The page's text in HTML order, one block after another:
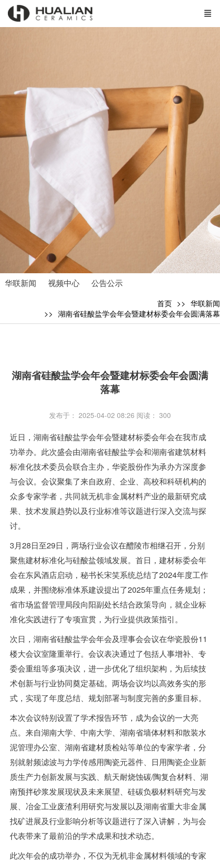
华联新闻 视频中心 公告公示
首页
华联新闻
湖南省硅酸盐学会年会暨建材标委会年会圆满落幕
湖南省硅酸盐学会年会暨建材标委会年会圆满
落幕
发布于： 2025-04-02 08:26 阅读： 300
近日，湖南省硅酸盐学会年会暨建材标委会年会在我市成
功举办。此次盛会由湖南省硅酸盐学会和湖南省建筑材料
标准化技术委员会联合主办，华瓷股份作为承办方深度参
与会议。会议聚集了来自政府、企业、高校和科研机构的
众多专家学者，共同就无机非金属材料产业的最新研究成
果、技术发展趋势以及行业标准等议题进行深入交流与探
讨。
3月28日至29日，两场行业会议在醴陵市相继召开，分别
聚焦建材标准化与硅酸盐领域发展。首日，建材标委会年
会在东风酒店启动，秘书长宋笑系统总结了2024年度工作
成果，并围绕标准体系建设提出了2025年重点任务规划；
省市场监督管理局段向阳副处长结合政策导向，就企业标
准化实践进行了专项宣贯，为行业提供政策指引。
次日，湖南省硅酸盐学会年会及理事会会议在华瓷股份11
楼大会议室隆重举行。会议表决通过了包括人事增补、专
委会重组等多项决议，进一步优化了组织架构，为后续技
术创新与行业协同奠定基础。两场会议均以高效务实的形
式，实现了年度总结、规划部署与制度完善的多重目标。
本次会议特别设置了学术报告环节，成为会议的一大亮
点。来自湖南大学、中南大学、湖南省墙体材料和散装水
泥管理办公室、湖南省建材质检站等单位的专家学者，分
别就射频滤波与力学传感用陶瓷元器件、日用陶瓷企业新
质生产力创新发展与实践、航天耐烧蚀碳/陶复合材料、湖
南预拌砂浆发展现状及未来展望、硅碳负极材料研究与发
展、冶金工业废渣利用研究与发展以及湖南省重大非金属
找矿进展及行业影响分析等议题进行了深入讲解，为与会
代表带来了最前沿的学术成果和技术动态。
此次年会的成功举办，不仅为无机非金属材料领域的专家